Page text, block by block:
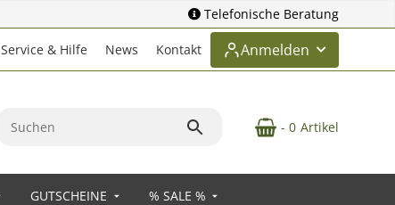
Telefonische Beratung
Service & Hilfe News Kontakt Anmelden
- 0 Artikel
GUTSCHEINE % SALE %